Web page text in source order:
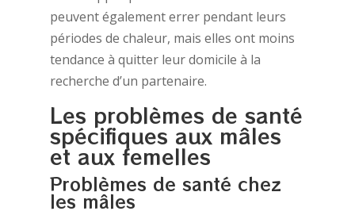
peuvent également errer pendant leurs
périodes de chaleur, mais elles ont moins
tendance à quitter leur domicile à la
recherche d’un partenaire.
Les problèmes de santé
spécifiques aux mâles
et aux femelles
Problèmes de santé chez
les mâles